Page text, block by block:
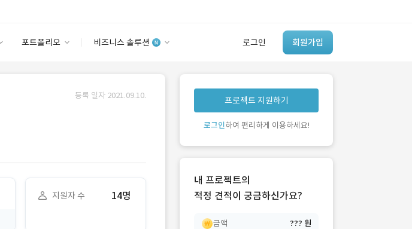
포트폴리오 비즈니스 솔루션 로그인 회원가입
안심 코드 케어
유사사례 검색 AI
‘이런 거’ 만들어본
개발 회사 있어?
등록 일자 2021.09.10.
지원자 수 14명
프로젝트 지원하기
로그인하여 편리하게 이용하세요!
내 프로젝트의
적정 견적이 궁금하신가요?
금액 ??? 원